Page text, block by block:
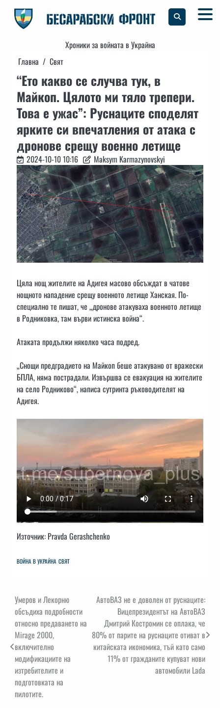
content
Хроники за войната в Украйна
Главна
Свят
“Ето какво се случва тук, в
Майкоп. Цялото ми тяло трепери.
Това е ужас”: Руснаците споделят
ярките си впечатления от атака с
дронове срещу военно летище
2024-10-10 10:16 Maksym Karmazynovskyi
Цяла нощ жителите на Адигея масово обсъждат в чатове
нощното нападение срещу военното летище Ханская. По-
специално те пишат, че „дронове атакуваха военното летище
в Родниковка, там върви истинска война“.
Атаката продължи няколко часа подред.
„Снощи предградието на Майкоп беше атакувано от вражески
БПЛА, няма пострадали. Извършва се евакуация на жителите
на село Родниково“, написа сутринта ръководителят на
Адигея.
Източник: Pravda Gerashchenko
ВОЙНА В УКРАЙНА СВЯТ
Навигация
Умеров и Лекорню
обсъдиха подробности
относно предаването на
Mirage 2000,
включително
модификациите на
изтребителите и
подготовката на
пилотите.
АвтоВАЗ не е доволен от руснаците:
Вицепрезидентът на АвтоВАЗ
Дмитрий Костромин се оплака, че
80% от парите на руснаците отиват в
китайската икономика, тъй като само
11% от гражданите купуват нови
автомобили Lada